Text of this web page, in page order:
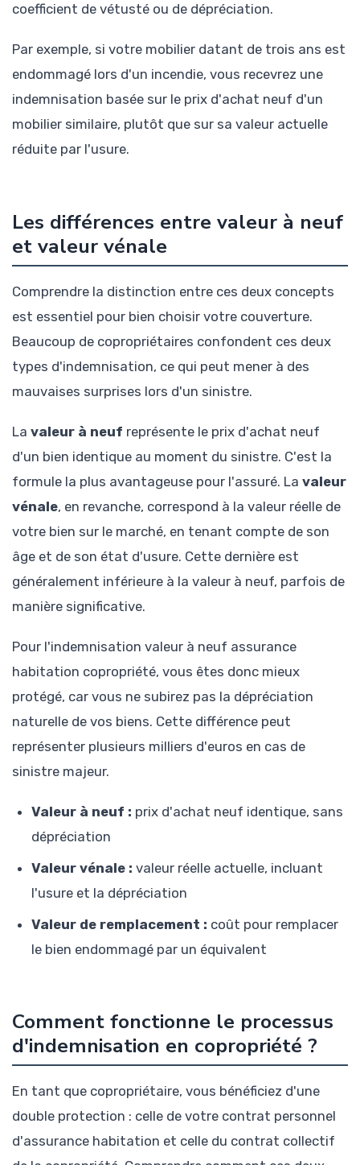
coefficient de vétusté ou de dépréciation.
Par exemple, si votre mobilier datant de trois ans est
endommagé lors d'un incendie, vous recevrez une
indemnisation basée sur le prix d'achat neuf d'un
mobilier similaire, plutôt que sur sa valeur actuelle
réduite par l'usure.
Les différences entre valeur à neuf
et valeur vénale
Comprendre la distinction entre ces deux concepts
est essentiel pour bien choisir votre couverture.
Beaucoup de copropriétaires confondent ces deux
types d'indemnisation, ce qui peut mener à des
mauvaises surprises lors d'un sinistre.
La valeur à neuf représente le prix d'achat neuf
d'un bien identique au moment du sinistre. C'est la
formule la plus avantageuse pour l'assuré. La valeur
vénale, en revanche, correspond à la valeur réelle de
votre bien sur le marché, en tenant compte de son
âge et de son état d'usure. Cette dernière est
généralement inférieure à la valeur à neuf, parfois de
manière significative.
Pour l'indemnisation valeur à neuf assurance
habitation copropriété, vous êtes donc mieux
protégé, car vous ne subirez pas la dépréciation
naturelle de vos biens. Cette différence peut
représenter plusieurs milliers d'euros en cas de
sinistre majeur.
Valeur à neuf : prix d'achat neuf identique, sans
dépréciation
Valeur vénale : valeur réelle actuelle, incluant
l'usure et la dépréciation
Valeur de remplacement : coût pour remplacer
le bien endommagé par un équivalent
Comment fonctionne le processus
d'indemnisation en copropriété ?
En tant que copropriétaire, vous bénéficiez d'une
double protection : celle de votre contrat personnel
d'assurance habitation et celle du contrat collectif